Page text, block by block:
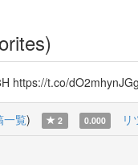
https://t.co/
一覧) 2 0.000